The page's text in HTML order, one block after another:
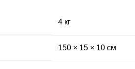
4 кг
150 × 15 × 10 см